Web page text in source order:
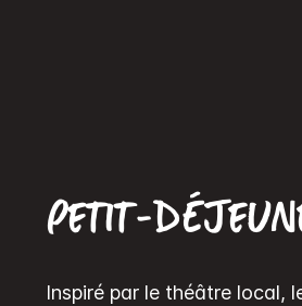
Petit-
Inspiré par le théâtre local,